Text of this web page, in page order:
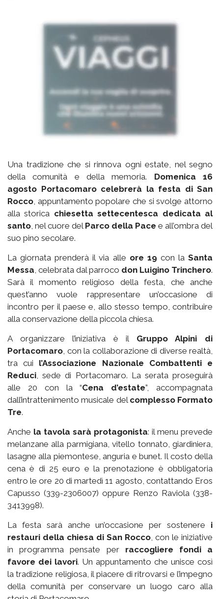
Una tradizione che si rinnova ogni estate, nel segno
della comunità e della memoria. Domenica 16
agosto Portacomaro celebrerà la festa di San
Rocco, appuntamento popolare che si svolge attorno
alla storica chiesetta settecentesca dedicata al
santo, nel cuore del Parco della Pace e all’ombra del
suo pino secolare.
La giornata prenderà il via alle ore 19 con laSanta
Messa, celebrata dal parroco don Luigino Trinchero.
Sarà il momento religioso della festa, che anche
quest’anno vuole rappresentare un’occasione di
incontro per il paese e, allo stesso tempo, contribuire
alla conservazione della piccola chiesa.
A organizzare l’iniziativa è il Gruppo Alpini di
Portacomaro, con la collaborazione di diverse realtà,
tra cui l’Associazione Nazionale Combattenti e
Reduci, sede di Portacomaro. La serata proseguirà
alle 20 con la “Cena d’estate”, accompagnata
dall’intrattenimento musicale del complesso Formato
Tre.
Anche la tavola sarà protagonista: il menu prevede
melanzane alla parmigiana, vitello tonnato, giardiniera,
lasagne alla piemontese, anguria e bunet. Il costo della
cena è di 25 euro e la prenotazione è obbligatoria
entro le ore 20 di martedì 11 agosto, contattando Eros
Capusso (339-2306007) oppure Renzo Raviola (338-
3413998).
La festa sarà anche un’occasione per sostenere i
restauri della chiesa di San Rocco, con le iniziative
in programma pensate per raccogliere fondi a
favore dei lavori. Un appuntamento che unisce così
la tradizione religiosa, il piacere di ritrovarsi e l’impegno
della comunità per conservare un luogo caro alla